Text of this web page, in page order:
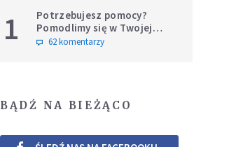
1
Potrzebujesz pomocy?
Pomodlimy się w Twojej
intencji
62 komentarzy
BĄDŹ NA BIEŻĄCO